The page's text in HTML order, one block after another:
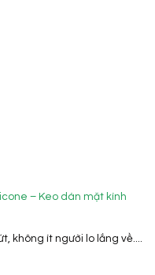
– Keo dán mặt kính
không ít người lo lắng về....